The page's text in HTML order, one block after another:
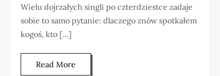
Wielu dojrzałych singli po czterdziestce zadaje
sobie to samo pytanie: dlaczego znów spotkałem
kogoś, kto […]
Read More